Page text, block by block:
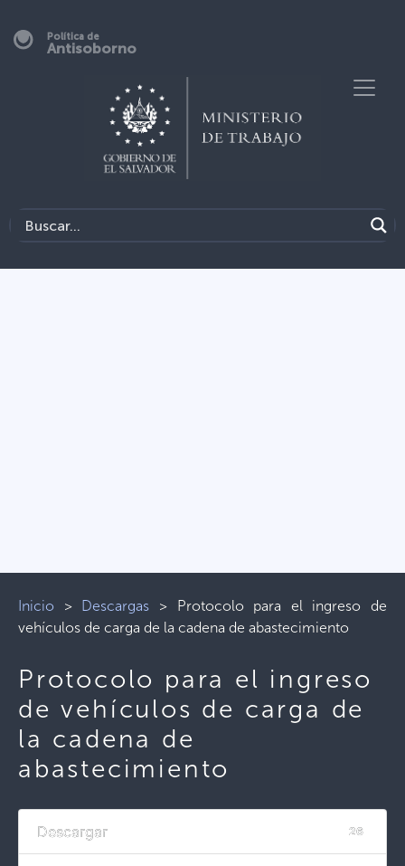
Política de
Antisoborno
Inicio > Descargas > Protocolo para el ingreso de
vehículos de carga de la cadena de abastecimiento
Protocolo para el ingreso
de vehículos de carga de
la cadena de
abastecimiento
Descargar 26